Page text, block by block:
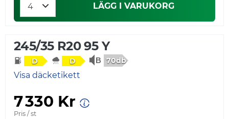
LÄGG I VARUKORG
245/35 R20 95 Y
D D 70db
Visa däcketikett
7 330 Kr
Pris / st